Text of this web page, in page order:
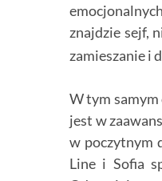
znajdzie sejf,
zamieszanie i
W tym samym
jest w
w poczytnym
Line i Sofia